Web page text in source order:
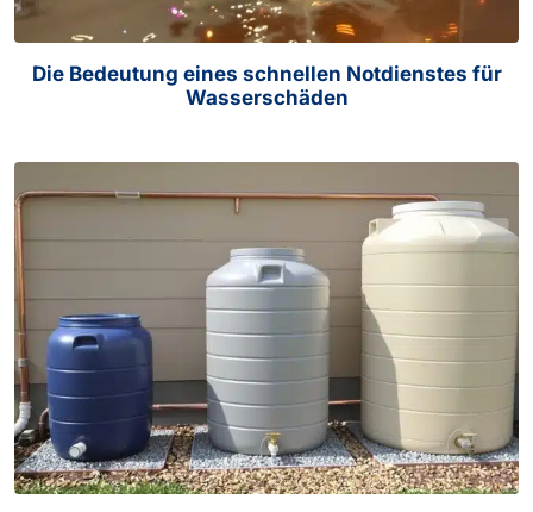
Die Bedeutung eines schnellen Notdienstes für
Wasserschäden